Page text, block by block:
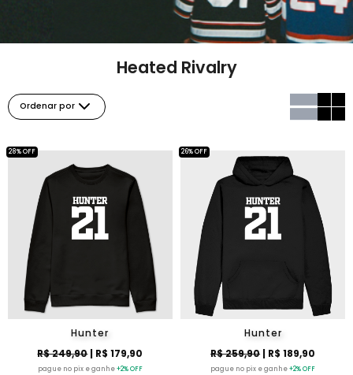
Heated Rivalry
Ordenar por
Hunter
R$ 249,90| R$ 179,90
pague no pix e ganhe+2% OFF
28% OFF
Hunter
R$ 259,90| R$ 189,90
pague no pix e ganhe+2% OFF
26% OFF